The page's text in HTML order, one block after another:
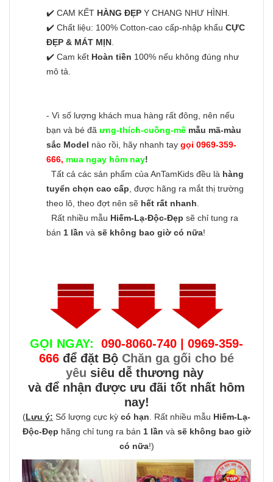
✔️ CAM KẾT HÀNG ĐẸP Y CHANG NHƯ HÌNH.
✔️ Chất liệu: 100% Cotton-cao cấp-nhập khẩu CỰC
ĐẸP & MÁT MỊN.
✔️ Cam kết Hoàn tiền 100% nếu không đúng như
mô tả.
- Vì số lượng khách mua hàng rất đông, nên nếu
bạn và bé đã ưng-thích-cuồng-mê mẫu mã-màu
sắc Model nào rồi, hãy nhanh tay gọi 0969-359-
666, mua ngay hôm nay!
Tất cả các sản phẩm của AnTamKids đều là hàng
tuyển chọn cao cấp, được hãng ra mắt thị trường
theo lô, theo đợt nên sẽ hết rất nhanh.
Rất nhiều mẫu Hiếm-Lạ-Độc-Đẹp sẽ chỉ tung ra
bán 1 lần và sẽ không bao giờ có nữa!
GỌI NGAY:
090-8060-740 | 0969-359-
666 để đặt Bộ Chăn ga gối cho bé
yêu siêu dễ thương này
và để nhận được ưu đãi tốt nhất hôm
nay!
(Lưu ý: Số lượng cực kỳ có hạn. Rất nhiều mẫu Hiếm-Lạ-
Độc-Đẹp hãng chỉ tung ra bán 1 lần và sẽ không bao giờ
có nữa!)